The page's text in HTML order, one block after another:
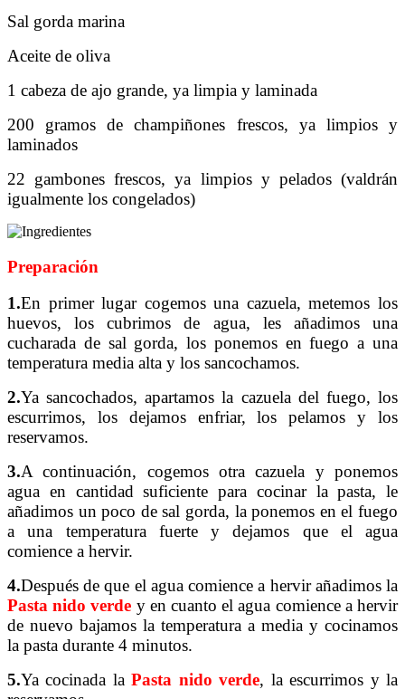
Sal gorda marina
Aceite de oliva
1 cabeza de ajo grande, ya limpia y laminada
200 gramos de champiñones frescos, ya limpios y
laminados
22 gambones frescos, ya limpios y pelados (valdrán
igualmente los congelados)
Preparación
1.En primer lugar cogemos una cazuela, metemos los
huevos, los cubrimos de agua, les añadimos una
cucharada de sal gorda, los ponemos en fuego a una
temperatura media alta y los sancochamos.
2.Ya sancochados, apartamos la cazuela del fuego, los
escurrimos, los dejamos enfriar, los pelamos y los
reservamos.
3.A continuación, cogemos otra cazuela y ponemos
agua en cantidad suficiente para cocinar la pasta, le
añadimos un poco de sal gorda, la ponemos en el fuego
a una temperatura fuerte y dejamos que el agua
comience a hervir.
4.Después de que el agua comience a hervir añadimos la
Pasta nido verde y en cuanto el agua comience a hervir
de nuevo bajamos la temperatura a media y cocinamos
la pasta durante 4 minutos.
5.Ya cocinada laPasta nido verde, la escurrimos y la